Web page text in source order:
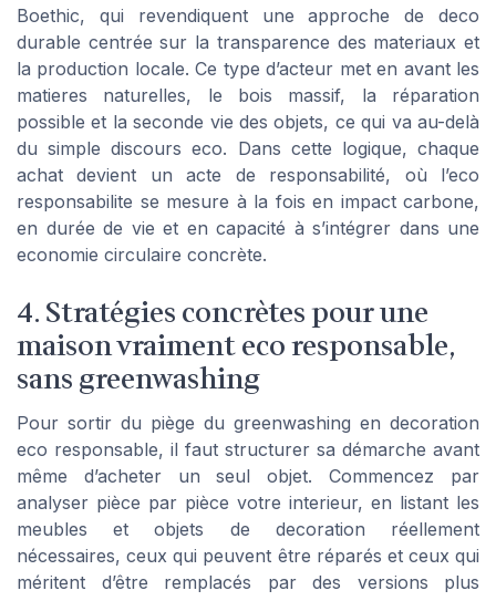
Boethic, qui revendiquent une approche de deco
durable centrée sur la transparence des materiaux et
la production locale. Ce type d’acteur met en avant les
matieres naturelles, le bois massif, la réparation
possible et la seconde vie des objets, ce qui va au-delà
du simple discours eco. Dans cette logique, chaque
achat devient un acte de responsabilité, où l’eco
responsabilite se mesure à la fois en impact carbone,
en durée de vie et en capacité à s’intégrer dans une
economie circulaire concrète.
4. Stratégies concrètes pour une
maison vraiment eco responsable,
sans greenwashing
Pour sortir du piège du greenwashing en decoration
eco responsable, il faut structurer sa démarche avant
même d’acheter un seul objet. Commencez par
analyser pièce par pièce votre interieur, en listant les
meubles et objets de decoration réellement
nécessaires, ceux qui peuvent être réparés et ceux qui
méritent d’être remplacés par des versions plus